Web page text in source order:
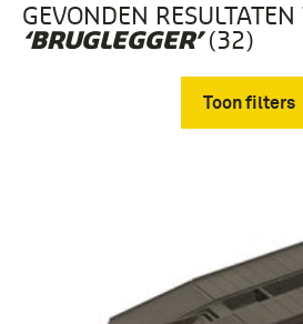
GEVONDEN RESULTATEN
‘BRUGLEGGER’(32)
Toon filters